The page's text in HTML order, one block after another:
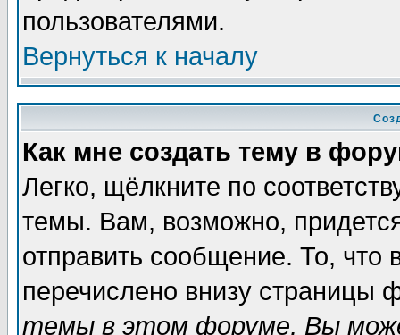
пользователями.
Вернуться к началу
Как мне создать тему в
Легко, щёлкните по
темы. Вам, возможно,
отправить сообщение. То,
перечислено внизу страницы
темы в этом форуме, Вы